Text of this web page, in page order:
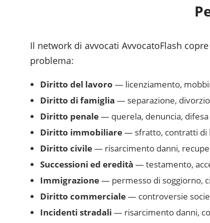
Il network di avvocati AvvocatoFlash
problema:
Diritto del lavoro — licenziamento,
Diritto di famiglia — separazione,
Diritto penale— querela, denuncia,
Diritto immobiliare— sfratto, contratti di
Diritto civile— risarcimento danni,
Successioni ed eredità — testamento,
Immigrazione— permesso di soggiorno,
Diritto commerciale— controversie
Incidenti stradali — risarcimento danni,